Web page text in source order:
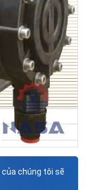
của chúng tôi sẽ